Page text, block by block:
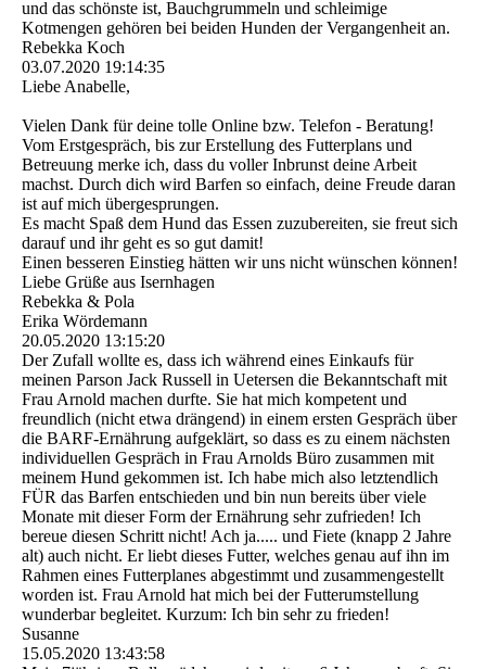
und das schönste ist, Bauchgrummeln und schleimige
Kotmengen gehören bei beiden Hunden der Vergangenheit an.
Rebekka Koch
03.07.2020 19:14:35
Liebe Anabelle,
Vielen Dank für deine tolle Online bzw. Telefon - Beratung!
Vom Erstgespräch, bis zur Erstellung des Futterplans und
Betreuung merke ich, dass du voller Inbrunst deine Arbeit
machst. Durch dich wird Barfen so einfach, deine Freude daran
ist auf mich übergesprungen.
Es macht Spaß dem Hund das Essen zuzubereiten, sie freut sich
darauf und ihr geht es so gut damit!
Einen besseren Einstieg hätten wir uns nicht wünschen können!
Liebe Grüße aus Isernhagen
Rebekka & Pola
Erika Wördemann
20.05.2020 13:15:20
Der Zufall wollte es, dass ich während eines Einkaufs für
meinen Parson Jack Russell in Uetersen die Bekanntschaft mit
Frau Arnold machen durfte. Sie hat mich kompetent und
freundlich (nicht etwa drängend) in einem ersten Gespräch über
die BARF-Ernährung aufgeklärt, so dass es zu einem nächsten
individuellen Gespräch in Frau Arnolds Büro zusammen mit
meinem Hund gekommen ist. Ich habe mich also letztendlich
FÜR das Barfen entschieden und bin nun bereits über viele
Monate mit dieser Form der Ernährung sehr zufrieden! Ich
bereue diesen Schritt nicht! Ach ja..... und Fiete (knapp 2 Jahre
alt) auch nicht. Er liebt dieses Futter, welches genau auf ihn im
Rahmen eines Futterplanes abgestimmt und zusammengestellt
worden ist. Frau Arnold hat mich bei der Futterumstellung
wunderbar begleitet. Kurzum: Ich bin sehr zu frieden!
Susanne
15.05.2020 13:43:58